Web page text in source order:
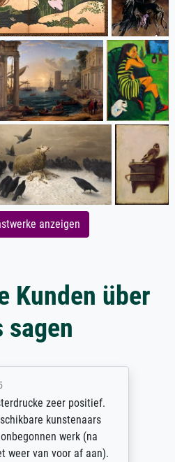
anzeigen
Kunden über
sagen
zeer positief.
kunstenaars
werk (na
weer van voor af aan).